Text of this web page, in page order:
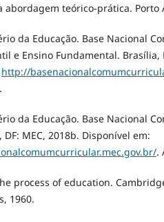
abordagem teórico-prática. Porto
da Educação. Base Nacional
e Ensino Fundamental. Brasília,
http://
da Educação. Base Nacional
MEC, 2018b. Disponível em:
.
process of education.
1960.